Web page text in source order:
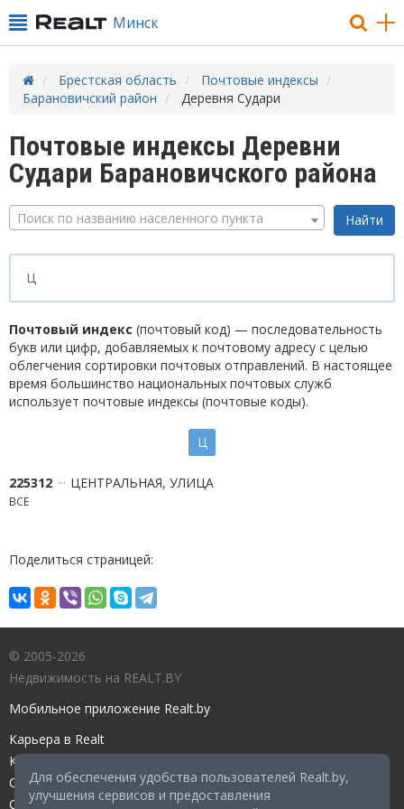
Для обеспечения удобства пользователей Realt.by,
улучшения сервисов и предоставления
Минск
Брестская область
Почтовые индексы
Барановичский район
Деревня Судари
Почтовые индексы Деревни
Судари Барановичского района
Поиск по названию населенного пункта
Ц
Почтовый индекс (почтовый код) — последовательность
букв или цифр, добавляемых к почтовому адресу с целью
облегчения сортировки почтовых отправлений. В настоящее
время большинство национальных почтовых служб
использует почтовые индексы (почтовые коды).
Ц
225312 ЦЕНТРАЛЬНАЯ, УЛИЦА
ВСЕ
Поделиться страницей:
© 2005-2026
Недвижимость на REALT.BY
Мобильное приложение Realt.by
Карьера в Realt
Контакты редакции
Справочный центр
Служба поддержки